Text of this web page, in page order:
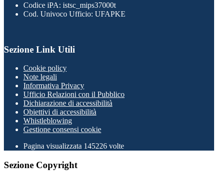
Codice iPA: istsc_mips37000t
Cod. Univoco Ufficio: UFAPKE
Sezione Link Utili
Cookie policy
Note legali
Informativa Privacy
Ufficio Relazioni con il Pubblico
Dichiarazione di accessibilità
Obiettivi di accessibilità
Whistleblowing
Gestione consensi cookie
Pagina visualizzata 145226 volte
Sezione Copyright